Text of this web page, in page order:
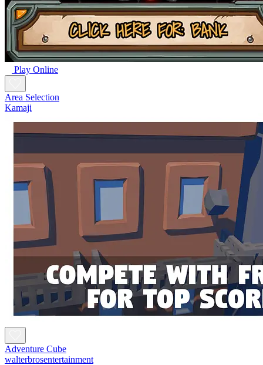
Play Online
Area Selection
Kamaji
Adventure Cube
walterbrosentertainment